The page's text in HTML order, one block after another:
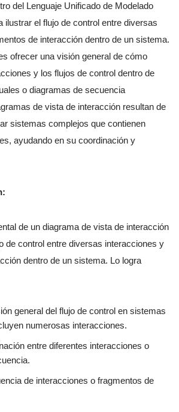
del Lenguaje Unificado de Modelado
ilustrar el flujo de control entre diversas
de interacción dentro de un sistema.
ofrecer una visión general de cómo
y los flujos de control dentro de
o diagramas de secuencia
de vista de interacción resultan de
sistemas complejos que contienen
ayudando en su coordinación y
de un diagrama de vista de interacción
de control entre diversas interacciones y
dentro de un sistema. Lo logra
general del flujo de control en sistemas
numerosas interacciones.
entre diferentes interacciones o
de interacciones o fragmentos de